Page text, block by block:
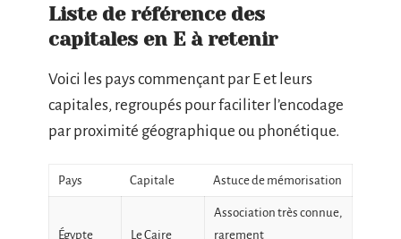
Liste de référence des
capitales en E à retenir
Voici les pays commençant par E et leurs
capitales, regroupés pour faciliter l’encodage
par proximité géographique ou phonétique.
Pays Capitale Astuce de mémorisation
Égypte Le Caire
Association très connue,
rarement